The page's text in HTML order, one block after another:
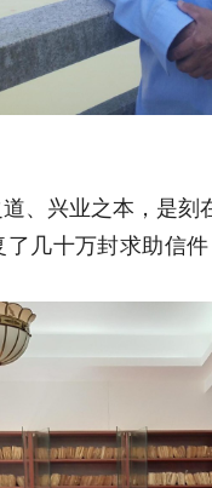
、兴业之本，是
几十万封求助信